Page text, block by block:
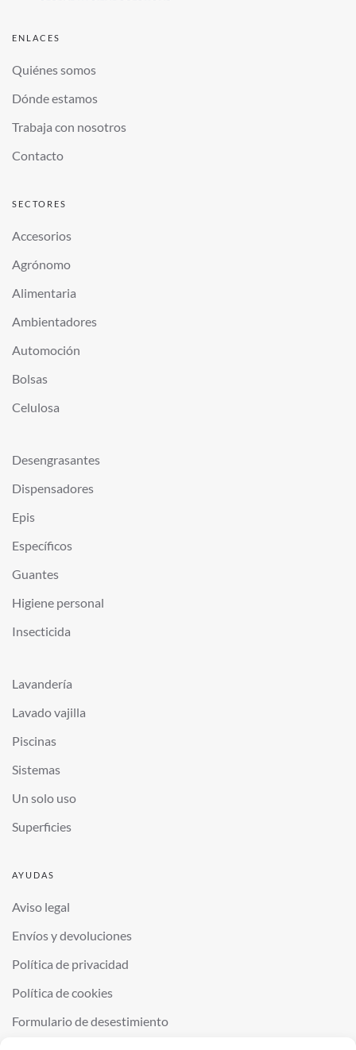
ENLACES
Quiénes somos
Dónde estamos
Trabaja con nosotros
Contacto
SECTORES
Accesorios
Agrónomo
Alimentaria
Ambientadores
Automoción
Bolsas
Celulosa
Desengrasantes
Dispensadores
Epis
Específicos
Guantes
Higiene personal
Insecticida
Lavandería
Lavado vajilla
Piscinas
Sistemas
Un solo uso
Superficies
AYUDAS
Aviso legal
Envíos y devoluciones
Política de privacidad
Política de cookies
Formulario de desestimiento